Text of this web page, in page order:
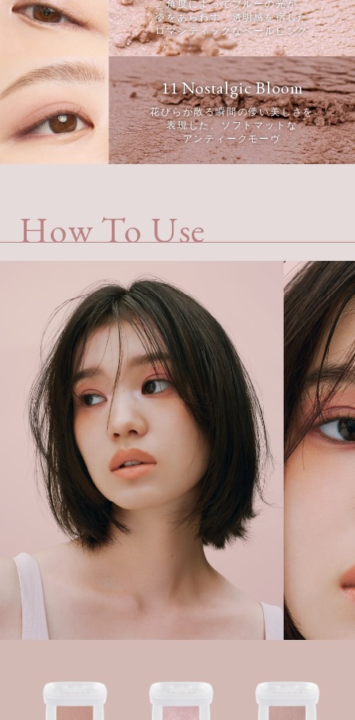
角度によってブルーの光が
姿をあらわす、透明感を宿した
ロマンティックなペールピンク
11 Nostalgic Bloom
花びらが散る瞬間の儚い美しさを
表現した、ソフトマットな
アンティークモーヴ
How To Use